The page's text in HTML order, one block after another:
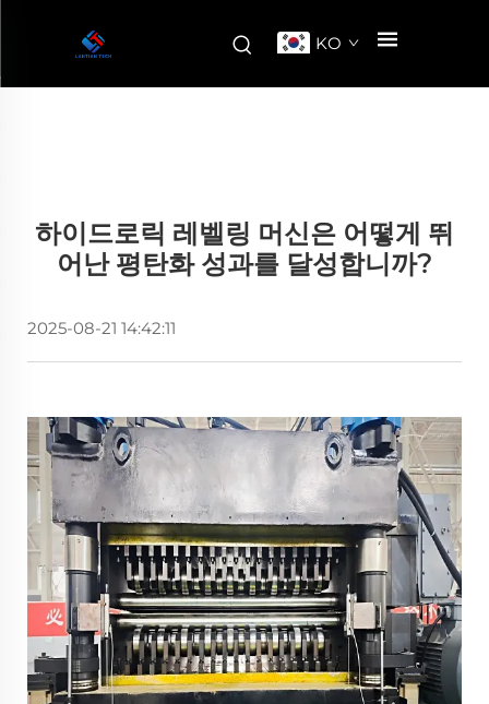
KO
하이드로릭 레벨링 머신은 어떻게 뛰
어난 평탄화 성과를 달성합니까?
2025-08-21 14:42:11